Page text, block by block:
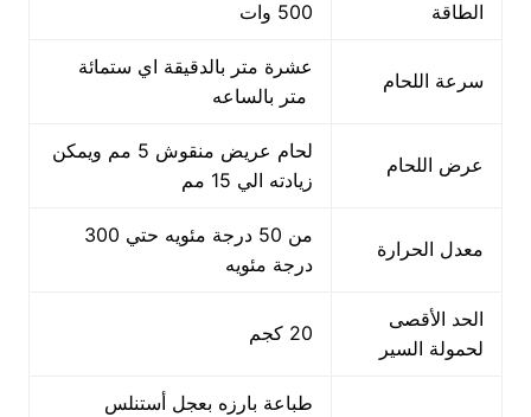
الطاقة 500 وات
سرعة اللحام
عشرة متر بالدقيقة اي ستمائة
متر بالساعه
عرض اللحام
لحام عريض منقوش 5 مم ويمكن
زيادته الي 15 مم
معدل الحرارة
من 50 درجة مئويه حتي 300
درجة مئويه
الحد الأقصى
لحمولة السير
20 كجم
طباعة بارزه بعجل أستنلس